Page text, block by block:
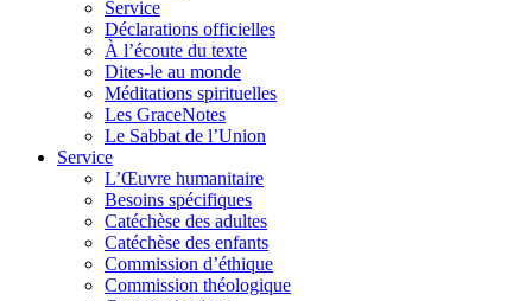
Service
Déclarations officielles
À l’écoute du texte
Dites-le au monde
Méditations spirituelles
Les GraceNotes
Le Sabbat de l’Union
Service
L’Œuvre humanitaire
Besoins spécifiques
Catéchèse des adultes
Catéchèse des enfants
Commission d’éthique
Commission théologique